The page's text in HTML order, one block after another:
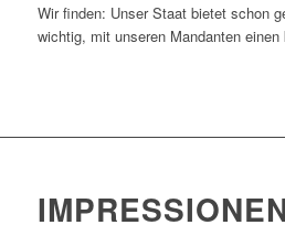
Wir finden: Unser Staat bietet schon
wichtig, mit unseren Mandanten